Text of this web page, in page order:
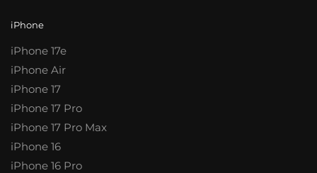
iPhone
iPhone 17e
iPhone Air
iPhone 17
iPhone 17 Pro
iPhone 17 Pro Max
iPhone 16
iPhone 16 Pro